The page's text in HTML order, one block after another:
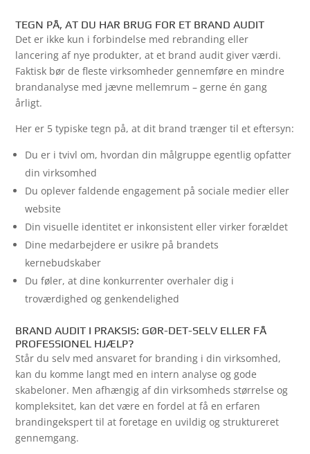
TEGN PÅ, AT DU HAR BRUG FOR ET BRAND AUDIT
Det er ikke kun i forbindelse med rebranding eller
lancering af nye produkter, at et brand audit giver værdi.
Faktisk bør de fleste virksomheder gennemføre en mindre
brandanalyse med jævne mellemrum – gerne én gang
årligt.
Her er 5 typiske tegn på, at dit brand trænger til et eftersyn:
Du er i tvivl om, hvordan din målgruppe egentlig opfatter
din virksomhed
Du oplever faldende engagement på sociale medier eller
website
Din visuelle identitet er inkonsistent eller virker forældet
Dine medarbejdere er usikre på brandets
kernebudskaber
Du føler, at dine konkurrenter overhaler dig i
troværdighed og genkendelighed
BRAND AUDIT I PRAKSIS: GØR-DET-SELV ELLER FÅ
PROFESSIONEL HJÆLP?
Står du selv med ansvaret for branding i din virksomhed,
kan du komme langt med en intern analyse og gode
skabeloner. Men afhængig af din virksomheds størrelse og
kompleksitet, kan det være en fordel at få en erfaren
brandingekspert til at foretage en uvildig og struktureret
gennemgang.